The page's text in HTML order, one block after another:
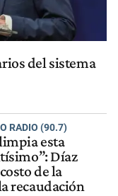
del sistema
RADIO (90.7)
esta
Díaz
de la
recaudación